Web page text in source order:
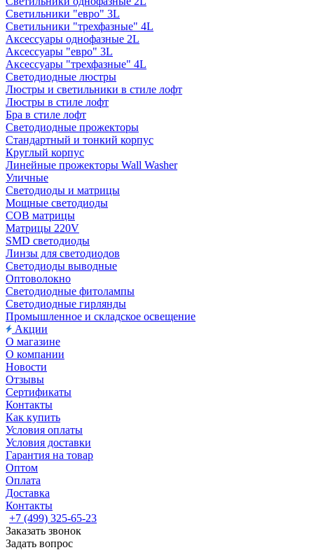
Светильники "евро" 3L
Светильники "трехфазные" 4L
Аксессуары однофазные 2L
Аксессуары "евро" 3L
Аксессуары "трехфазные" 4L
Светодиодные люстры
Люстры и светильники в стиле лофт
Люстры в стиле лофт
Бра в стиле лофт
Светодиодные прожекторы
Стандартный и тонкий корпус
Круглый корпус
Линейные прожекторы Wall Washer
Уличные
Светодиоды и матрицы
Мощные светодиоды
COB матрицы
Матрицы 220V
SMD светодиоды
Линзы для светодиодов
Светодиоды выводные
Оптоволокно
Светодиодные фитолампы
Светодиодные гирлянды
Промышленное и складское освещение
Акции
О магазине
О компании
Новости
Отзывы
Сертификаты
Контакты
Как купить
Условия оплаты
Условия доставки
Гарантия на товар
Оптом
Оплата
Доставка
Контакты
+7 (499) 325-65-23
Заказать звонок
Задать вопрос